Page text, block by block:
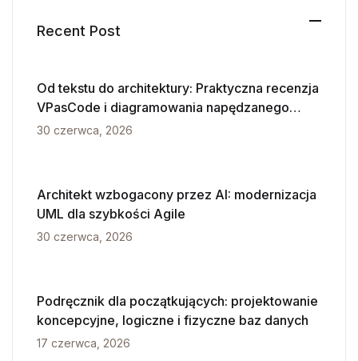
Recent Post
Od tekstu do architektury: Praktyczna recenzja
VPasCode i diagramowania napędzanego
przez AI
30 czerwca, 2026
Architekt wzbogacony przez AI: modernizacja
UML dla szybkości Agile
30 czerwca, 2026
Podręcznik dla początkujących: projektowanie
koncepcyjne, logiczne i fizyczne baz danych
17 czerwca, 2026